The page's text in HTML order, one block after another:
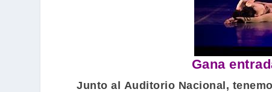
Gana
Junto al Auditorio Nacional,